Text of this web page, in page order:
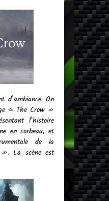
d’ambiance. On
« The Crow »
l’histoire
en corbeau, et
de la
». La scène est